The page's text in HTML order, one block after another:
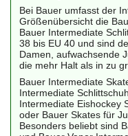
Bei Bauer umfasst der
Größenübersicht die
Bauer Intermediate
38 bis EU 40 und sind
Damen, aufwachsende
die mehr Halt als in zu
Bauer Intermediate
Intermediate
Intermediate Eishockey
oder Bauer Skates für
Besonders beliebt sind